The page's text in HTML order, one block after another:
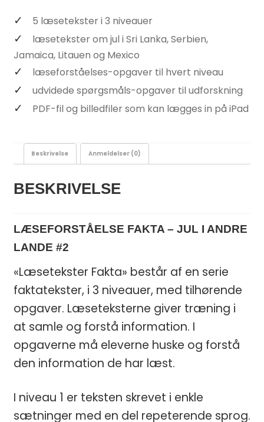
5 læsetekster i 3 niveauer
læsetekster om jul i Sri Lanka, Serbien,
Jamaica, Litauen og Mexico
læseforståelses-opgaver til hvert niveau
udvidede spørgsmåls-opgaver til udforskning
PDF-fil og billedfiler som kan lægges in på iPad
Beskrivelse Anmeldelser (0)
BESKRIVELSE
LÆSEFORSTÅELSE FAKTA – JUL I ANDRE
LANDE #2
«Læsetekster Fakta» består af en serie
faktatekster, i 3 niveauer, med tilhørende
opgaver. Læseteksterne giver træning i
at samle og forstå information. I
opgaverne må eleverne huske og forstå
den information de har læst.
I niveau 1 er teksten skrevet i enkle
sætninger med en del repeterende sprog.